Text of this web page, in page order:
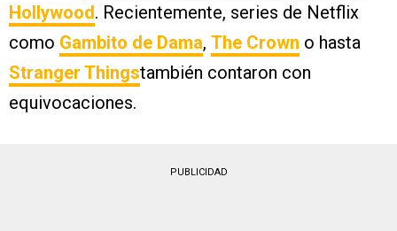
Hollywood. Recientemente, series de Netflix
como Gambito de Dama, The Crown o hasta
Stranger Thingstambién contaron con
equivocaciones.
PUBLICIDAD